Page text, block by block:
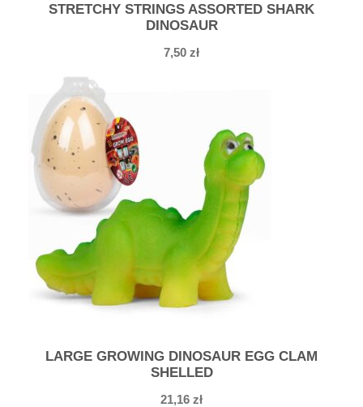
STRETCHY STRINGS ASSORTED SHARK
DINOSAUR
7,50 zł
LARGE GROWING DINOSAUR EGG CLAM
SHELLED
21,16 zł